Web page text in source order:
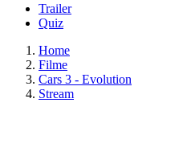
Trailer
Quiz
Home
Filme
Cars 3 - Evolution
Stream